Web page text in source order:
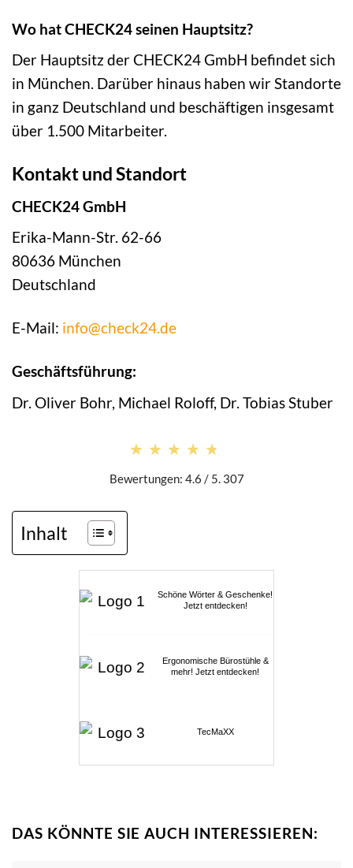
Wo hat CHECK24 seinen Hauptsitz?
Der Hauptsitz der CHECK24 GmbH befindet sich
in München. Darüber hinaus haben wir Standorte
in ganz Deutschland und beschäftigen insgesamt
über 1.500 Mitarbeiter.
Kontakt und Standort
CHECK24 GmbH
Erika-Mann-Str. 62-66
80636 München
Deutschland
E-Mail: info@check24.de
Geschäftsführung:
Dr. Oliver Bohr, Michael Roloff, Dr. Tobias Stuber
★★★★★
★★★★★
Bewertungen: 4.6 / 5. 307
Inhalt
Schöne Wörter & Geschenke!
Jetzt entdecken!
Ergonomische Bürostühle &
mehr! Jetzt entdecken!
TecMaXX
DAS KÖNNTE SIE AUCH INTERESSIEREN: